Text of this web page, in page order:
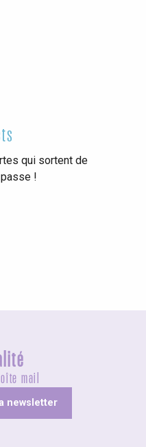
qui sortent de
passe !
mail
newsletter